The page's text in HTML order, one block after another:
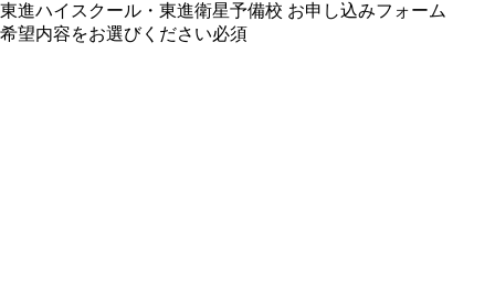
東進ハイスクール・東進衛星予備校 お申し込みフォーム
希望内容をお選びください必須